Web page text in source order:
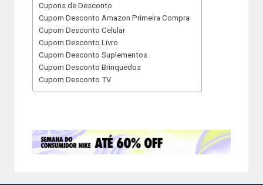
Cupons de Desconto
Cupom Desconto Amazon Primeira Compra
Cupom Desconto Celular
Cupom Desconto Livro
Cupom Desconto Suplementos
Cupom Desconto Brinquedos
Cupom Desconto TV